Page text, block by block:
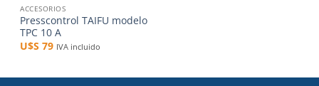
ACCESORIOS
Presscontrol TAIFU modelo
TPC 10 A
U$S79 IVA incluido